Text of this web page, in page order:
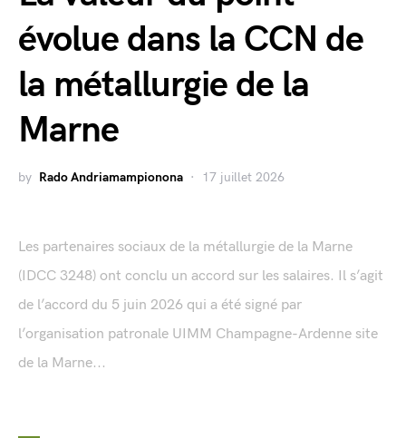
évolue dans la CCN de
la métallurgie de la
Marne
by Rado Andriamampionona 17 juillet 2026
Les partenaires sociaux de la métallurgie de la Marne
(IDCC 3248) ont conclu un accord sur les salaires. Il s’agit
de l’accord du 5 juin 2026 qui a été signé par
l’organisation patronale UIMM Champagne-Ardenne site
de la Marne...